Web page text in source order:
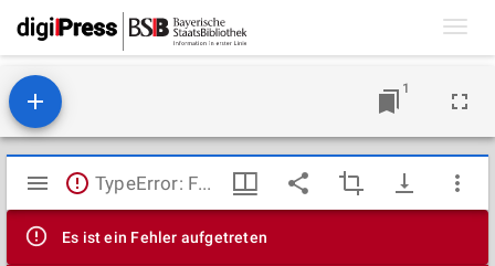
1
Mirador
Viewer
TypeError: Failed to fetch
Es ist ein Fehler aufgetreten